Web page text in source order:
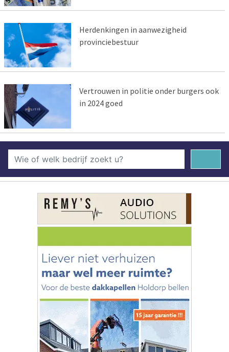
Herdenkingen in aanwezigheid
provinciebestuur
Vertrouwen in politie onder burgers ook
in 2024 goed